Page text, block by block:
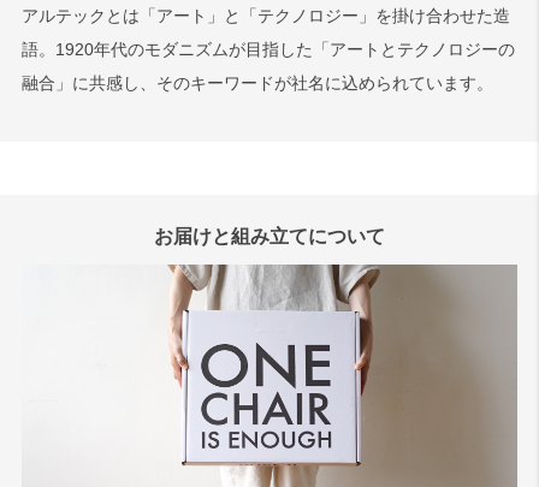
アルテックとは「アート」と「テクノロジー」を掛け合わせた造
語。1920年代のモダニズムが目指した「アートとテクノロジーの
融合」に共感し、そのキーワードが社名に込められています。
お届けと組み立てについて